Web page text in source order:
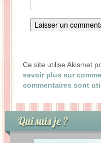
Ce site utilise Akismet
savoir plus sur
commentaires sont
Qui suis je ?